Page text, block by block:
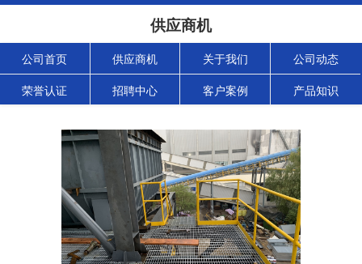
供应商机
公司首页 供应商机 关于我们 公司动态
荣誉认证 招聘中心 客户案例 产品知识